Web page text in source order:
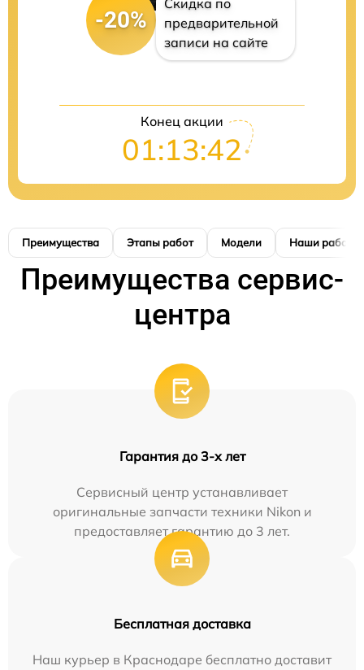
-20%
Скидка по
предварительной
записи на сайте
Конец акции
01:13:42
Преимущества Этапы работ Модели Наши работы
Преимущества сервис-
центра
Гарантия до 3-х лет
Сервисный центр устанавливает
оригинальные запчасти техники Nikon и
предоставляет гарантию до 3 лет.
Бесплатная доставка
Наш курьер в Краснодаре бесплатно доставит